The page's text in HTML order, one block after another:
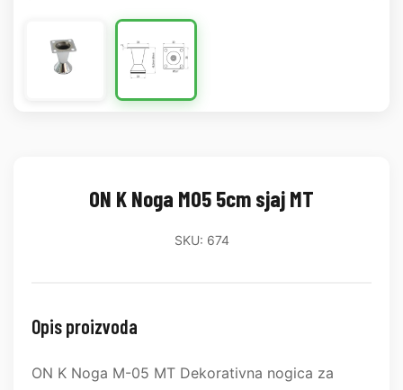
ON K Noga M05 5cm sjaj MT
SKU: 674
Opis proizvoda
ON K Noga M-05 MT Dekorativna nogica za